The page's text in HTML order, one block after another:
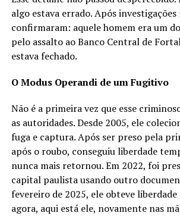
algo estava errado. Após investigações
confirmaram: aquele homem era um
pelo assalto ao Banco Central de
estava fechado.
O Modus Operandi de um Fugitivo
Não é a primeira vez que esse
as autoridades. Desde 2005, ele
fuga e captura. Após ser preso pela
após o roubo, conseguiu liberdade
nunca mais retornou. Em 2022, foi
capital paulista usando outro
fevereiro de 2025, ele obteve
agora, aqui está ele, novamente nas